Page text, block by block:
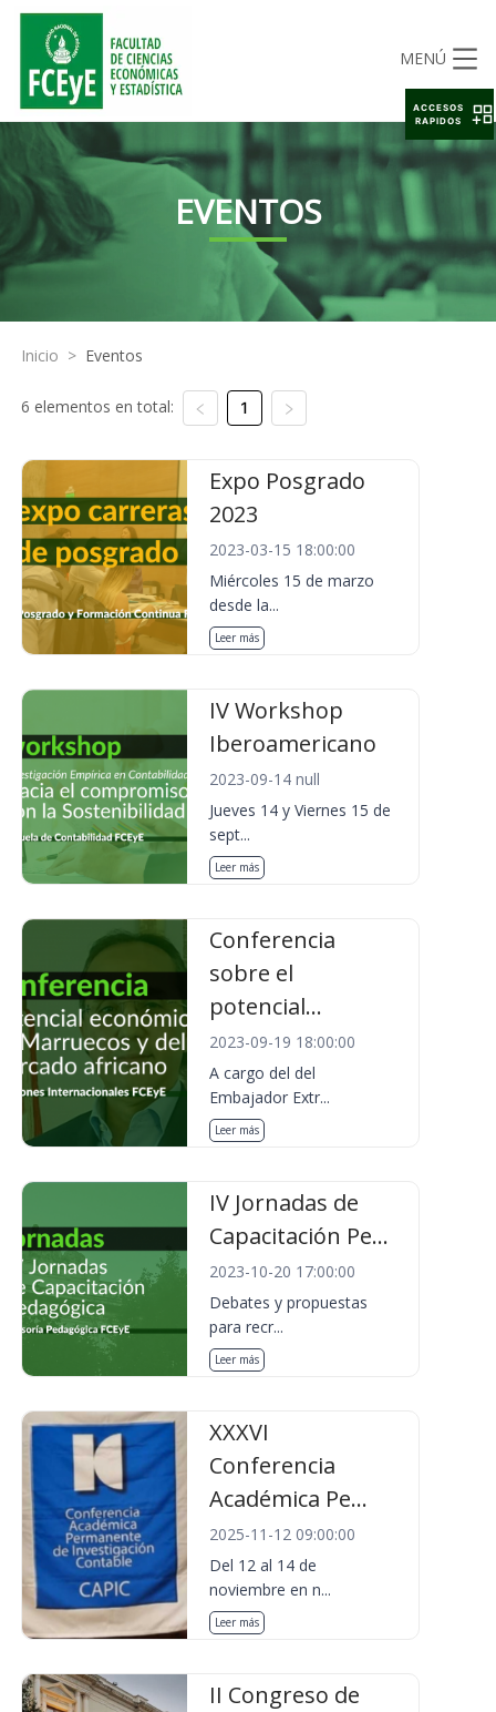
MENÚ
EVENTOS
Inicio > Eventos
6 elementos en total: 1
Expo Posgrado
2023
2023-03-15 18:00:00
Miércoles 15 de marzo
desde la...
Leer más
IV Workshop
Iberoamericano
2023-09-14 null
Jueves 14 y Viernes 15 de
sept...
Leer más
Conferencia
sobre el
potencial...
2023-09-19 18:00:00
A cargo del del
Embajador Extr...
Leer más
IV Jornadas de
Capacitación Pe...
2023-10-20 17:00:00
Debates y propuestas
para recr...
Leer más
XXXVI
Conferencia
Académica Pe...
2025-11-12 09:00:00
Del 12 al 14 de
noviembre en n...
Leer más
II Congreso de
ACCESOS
RAPIDOS